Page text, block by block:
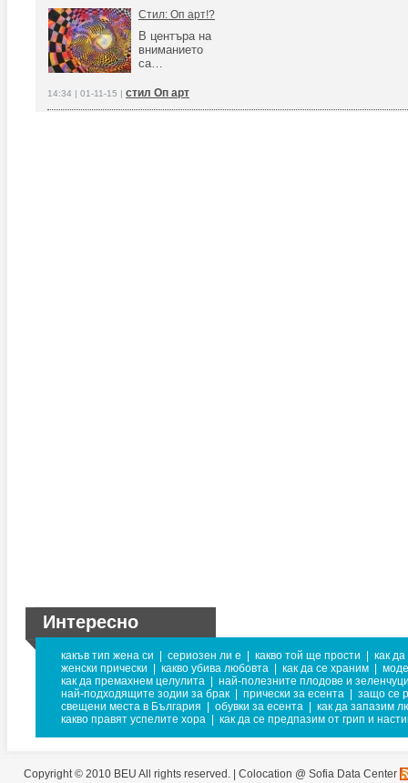
Стил: Оп арт!?
В центъра на
вниманието
са…
14:34 | 01-11-15 | стил Оп арт
Интересно
какъв тип жена си сериозен ли е какво той ще прости
как
женски прически
какво убива любовта как да се храним
как да премахнем целулита
най-полезните плодове и
най-подходящите зодии за брак
прически за есента
защо се
свещени места в България
обувки за есента
как да запазим
какво правят успелите хора
как да се предпазим от грип и
Copyright © 2010 BEU All rights reserved. | Colocation @ Sofia Data Center